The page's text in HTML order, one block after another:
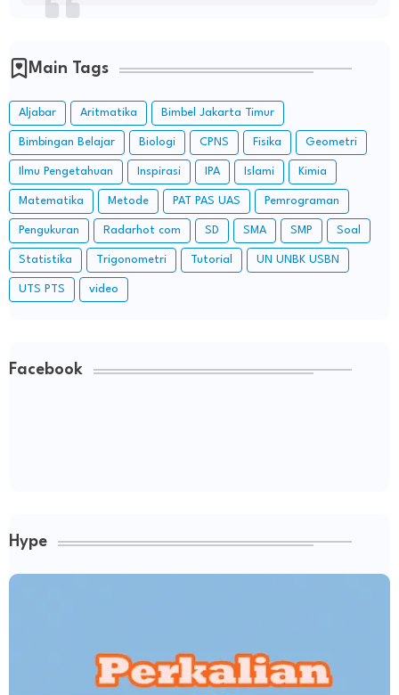
Main Tags
Aljabar Aritmatika Bimbel Jakarta Timur
Bimbingan Belajar Biologi CPNS Fisika Geometri
Ilmu Pengetahuan Inspirasi IPA Islami Kimia
Matematika Metode PAT PAS UAS Pemrograman
Pengukuran Radarhot com SD SMA SMP Soal
Statistika Trigonometri Tutorial UN UNBK USBN
UTS PTS video
Facebook
Hype